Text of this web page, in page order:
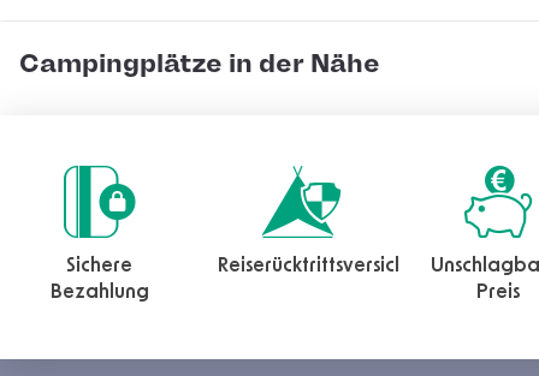
Campingplätze in der Nähe
Sichere
Bezahlung
Reiserücktrittsversicherung
Preis